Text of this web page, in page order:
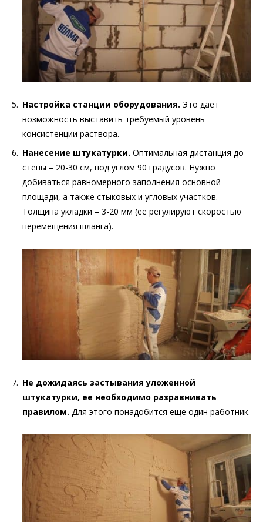
Настройка станции оборудования. Это дает
возможность выставить требуемый уровень
консистенции раствора.
Нанесение штукатурки. Оптимальная дистанция до
стены – 20-30 см, под углом 90 градусов. Нужно
добиваться равномерного заполнения основной
площади, а также стыковых и угловых участков.
Толщина укладки – 3-20 мм (ее регулируют скоростью
перемещения шланга).
Не дожидаясь застывания уложенной
штукатурки, ее необходимо разравнивать
правилом. Для этого понадобится еще один работник.